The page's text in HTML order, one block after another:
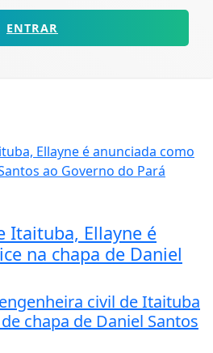
ENTRAR
Itaituba, Ellayne é
na chapa de Daniel
civil de Itaituba
chapa de Daniel Santos